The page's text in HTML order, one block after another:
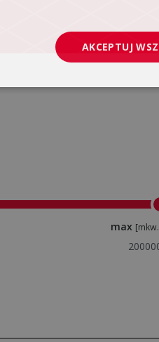
max
AKCEPTUJ